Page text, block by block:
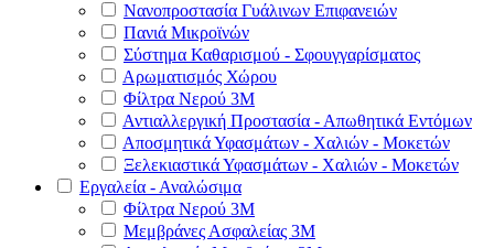
Νανοπροστασία Γυάλινων Επιφανειών
Πανιά Μικροϊνών
Σύστημα Καθαρισμού - Σφουγγαρίσματος
Αρωματισμός Χώρου
Φίλτρα Νερού 3Μ
Αντιαλλεργική Προστασία - Απωθητικά Εντόμων
Αποσμητικά Υφασμάτων - Χαλιών - Μοκετών
Ξελεκιαστικά Υφασμάτων - Χαλιών - Μοκετών
Εργαλεία - Αναλώσιμα
Φίλτρα Νερού 3Μ
Μεμβράνες Ασφαλείας 3Μ